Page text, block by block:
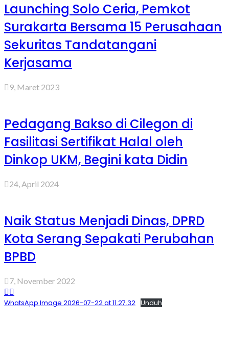
Launching Solo Ceria, Pemkot
Surakarta Bersama 15 Perusahaan
Sekuritas Tandatangani
Kerjasama
9, Maret 2023
Pedagang Bakso di Cilegon di
Fasilitasi Sertifikat Halal oleh
Dinkop UKM, Begini kata Didin
24, April 2024
Naik Status Menjadi Dinas, DPRD
Kota Serang Sepakati Perubahan
BPBD
7, November 2022
WhatsApp Image 2026-07-22 at 11.27.32 Unduh